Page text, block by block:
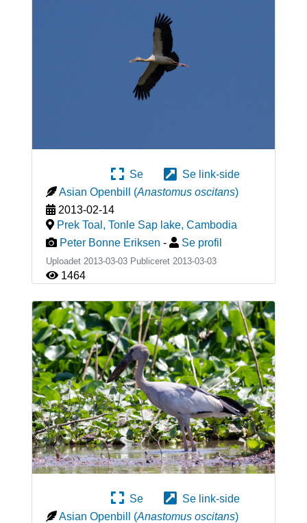
Se
Se link-side
Asian Openbill
(Anastomus oscitans)
2013-02-14
Prek Toal, Tonle Sap lake, Cambodia
Peter Bonne Eriksen - Se profil
Uploadet 2013-03-03 Publiceret 2013-03-03
1464
Se
Se link-side
Asian Openbill
(Anastomus oscitans)